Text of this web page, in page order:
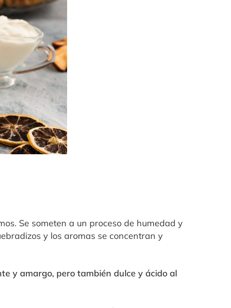
Se someten a un proceso de humedad y
y los aromas se concentran y
y amargo, pero también dulce y ácido al